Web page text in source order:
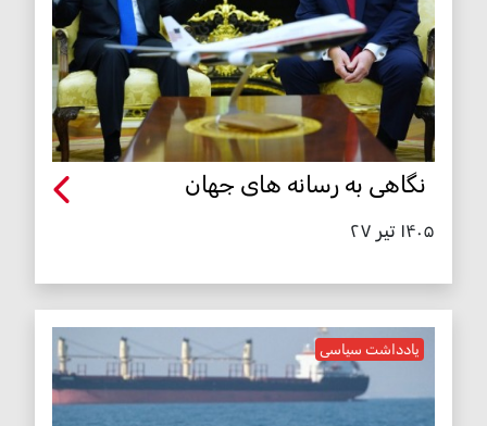
نگاهی به رسانه های جهان
۱۴۰۵ تیر ۲۷
یادداشت سیاسی